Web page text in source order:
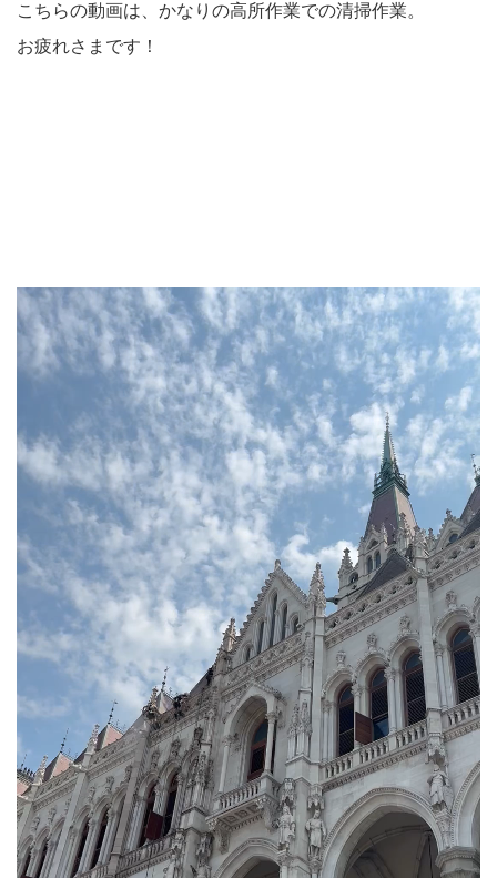
こちらの動画は、かなりの高所作業での清掃作業。
お疲れさまです！